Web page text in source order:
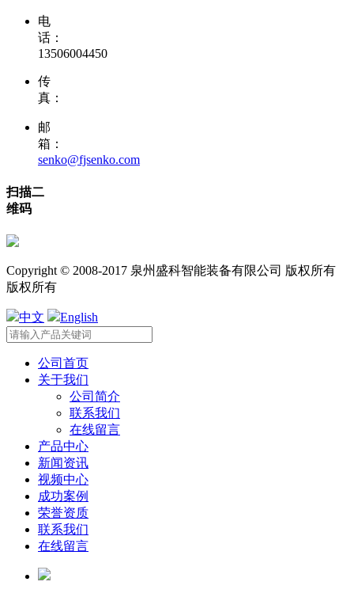
电
话：
13506004450
传
真：
邮
箱：
senko@fjsenko.com
扫描二
维码
Copyright © 2008-2017 泉州盛科智能装备有限公司 版权所有
版权所有
中文 English
公司首页
关于我们
公司简介
联系我们
在线留言
产品中心
新闻资讯
视频中心
成功案例
荣誉资质
联系我们
在线留言